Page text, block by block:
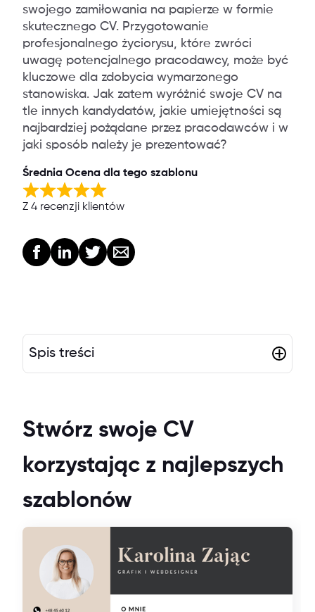
swojego zamiłowania na papierze w formie
skutecznego CV. Przygotowanie
profesjonalnego życiorysu, które zwróci
uwagę potencjalnego pracodawcy, może być
kluczowe dla zdobycia wymarzonego
stanowiska. Jak zatem wyróżnić swoje CV na
tle innych kandydatów, jakie umiejętności są
najbardziej pożądane przez pracodawców i w
jaki sposób należy je prezentować?
Średnia Ocena dla tego szablonu
Z 4 recenzji klientów
Spis treści
Stwórz swoje CV
korzystając z najlepszych
szablonów